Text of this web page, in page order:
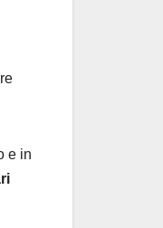
e in